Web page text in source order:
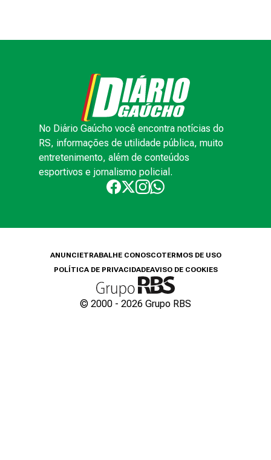
No Diário Gaúcho você encontra notícias do
RS, informações de utilidade pública, muito
entretenimento, além de conteúdos
esportivos e jornalismo policial.
ANUNCIETRABALHE CONOSCOTERMOS DE USO
POLÍTICA DE PRIVACIDADEAVISO DE COOKIES
© 2000 - 2026 Grupo RBS